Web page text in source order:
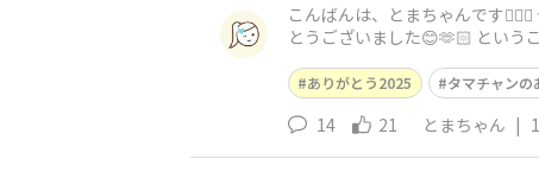
こんばんは、とまちゃんです🙋🏻‍♀️ 今月タマリバに参加し始めたばかりでまだまだ不慣れではありますが、投稿にコメントくださり本当にありが
とうございました😊🫶🏻 ということで、タマ
ありがとう2025 タマチャンの
14 21 とまちゃん |